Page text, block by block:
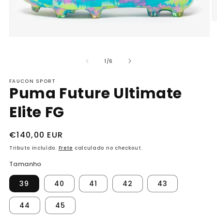
1 /de
6
FAUCON SPORT
Puma Future Ultimate
Elite FG
Preço
normal
€140,00 EUR
Tributo incluído. Frete calculado no checkout.
Tamanho
39 40 41 42 43
44 45